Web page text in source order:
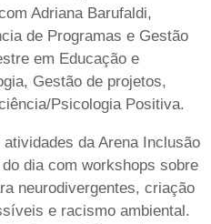
Adriana Barufaldi,
de Programas e Gestão
em Educação e
Gestão de projetos,
Psicologia Positiva.
da Arena Inclusão
dia com workshops sobre
neurodivergentes, criação
e racismo ambiental.